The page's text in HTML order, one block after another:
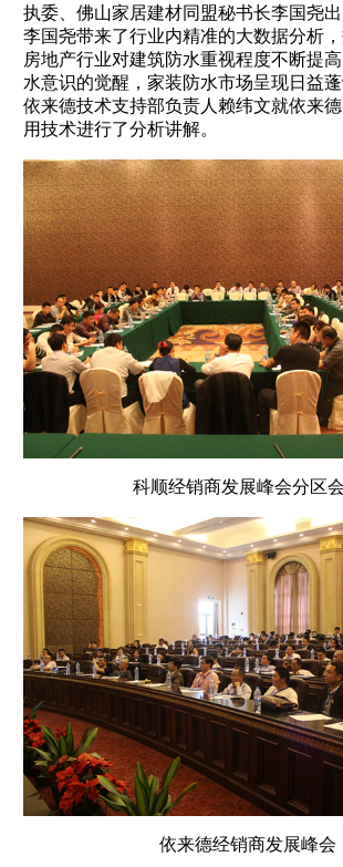
执委、佛山家居建材同盟秘书长李国尧出
李国尧带来了行业内精准的大数据分析
房地产行业对建筑防水重视程度不断提
水意识的觉醒，家装防水市场呈现日益蓬
依来德技术支持部负责人赖纬文就依来
用技术进行了分析讲解。
科顺经销商发展峰会分区
依来德经销商发展峰会